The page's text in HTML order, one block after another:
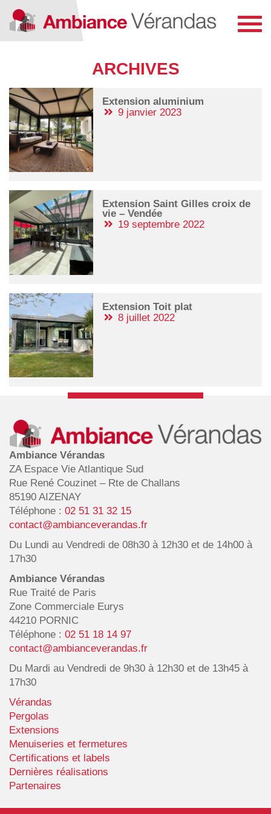
ARCHIVES
Extension aluminium
9 janvier 2023
Extension Saint Gilles croix de
vie – Vendée
19 septembre 2022
Extension Toit plat
8 juillet 2022
Ambiance Vérandas
ZA Espace Vie Atlantique Sud
Rue René Couzinet – Rte de Challans
85190 AIZENAY
Téléphone : 02 51 31 32 15
contact@ambianceverandas.fr
Du Lundi au Vendredi de 08h30 à 12h30 et de 14h00 à
17h30
Ambiance Vérandas
Rue Traité de Paris
Zone Commerciale Eurys
44210 PORNIC
Téléphone : 02 51 18 14 97
contact@ambianceverandas.fr
Du Mardi au Vendredi de 9h30 à 12h30 et de 13h45 à
17h30
Vérandas
Pergolas
Extensions
Menuiseries et fermetures
Certifications et labels
Dernières réalisations
Partenaires